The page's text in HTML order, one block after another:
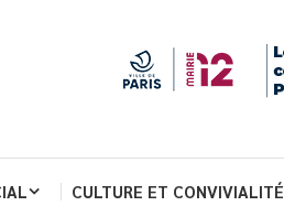
CULTURE ET CONVIVIALITÉ